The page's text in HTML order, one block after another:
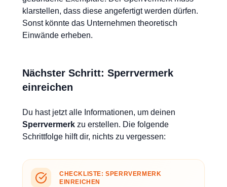
klarstellen, dass diese angefertigt werden dürfen.
Sonst könnte das Unternehmen theoretisch
Einwände erheben.
Nächster Schritt: Sperrvermerk
einreichen
Du hast jetzt alle Informationen, um deinen
Sperrvermerk zu erstellen. Die folgende
Schrittfolge hilft dir, nichts zu vergessen:
CHECKLISTE: SPERRVERMERK
EINREICHEN